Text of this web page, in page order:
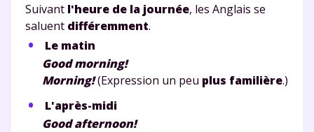
Suivant l'heure de la journée, les Anglais se
saluent différemment.
Le matin
Good morning!
Morning!(Expression un peu plus familière.)
L'après-midi
Good afternoon!